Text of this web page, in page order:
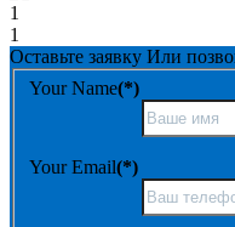
1
1
Оставьте заявку Или
Your Name(*)
Your Email(*)